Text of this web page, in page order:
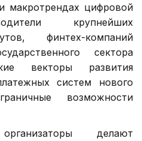
макротрендах цифровой
крупнейших
финтех-компаний
сектора
векторы развития
систем нового
возможности
делают